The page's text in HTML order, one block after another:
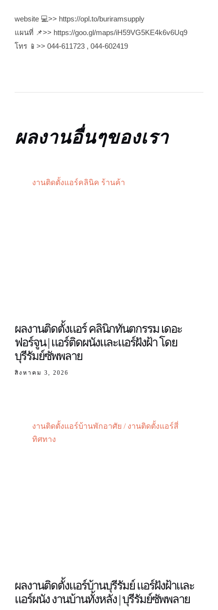
website 💻>> https://opl.to/buriramsupply
แผนที่ 📌>> https://goo.gl/maps/iH59VG5KE4k6v6Uq9
โทร 📱>> 044-611723 , 044-602419
ผลงานอื่นๆของเรา
งานติดตั้งแอร์คลินิค ร้านค้า
ผลงานติดตั้งแอร์ คลินิกทันตกรรม เดอะ
ฟอร์จูน | แอร์ติดผนังและแอร์ฝังฝ้า โดย
บุรีรัมย์ซัพพลาย
สิงหาคม 3, 2026
งานติดตั้งแอร์บ้านพักอาศัย / งานติดตั้งแอร์สี่
ทิศทาง
ผลงานติดตั้งแอร์บ้านบุรีรัมย์ แอร์ฝังฝ้าและ
แอร์ผนัง งานบ้านทั้งหลัง | บุรีรัมย์ซัพพลาย